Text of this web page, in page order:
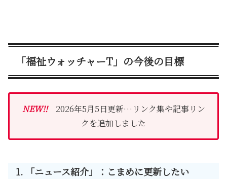
「福祉ウォッチャーT」の今後の目標
NEW!!2026年5月5日更新…リンク集や記事リン
クを追加しました
1. 「ニュース紹介」：こまめに更新したい